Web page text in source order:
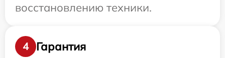
восстановлению техники.
4
Гарантия